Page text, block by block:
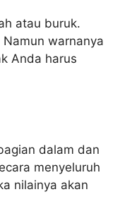
atau buruk.
warnanya
Anda harus
dalam dan
menyeluruh
nilainya akan